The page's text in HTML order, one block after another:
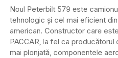
Noul Peterbilt 579 este
tehnologic și cel mai eficient
american. Constructor care
PACCAR, la fel ca producătorul
mai plonjată, componentele